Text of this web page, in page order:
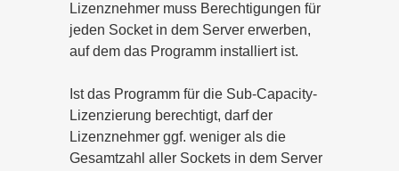
Lizenznehmer muss Berechtigungen für
jeden Socket in dem Server erwerben,
auf dem das Programm installiert ist.
Ist das Programm für die Sub-Capacity-
Lizenzierung berechtigt, darf der
Lizenznehmer ggf. weniger als die
Gesamtzahl aller Sockets in dem Server